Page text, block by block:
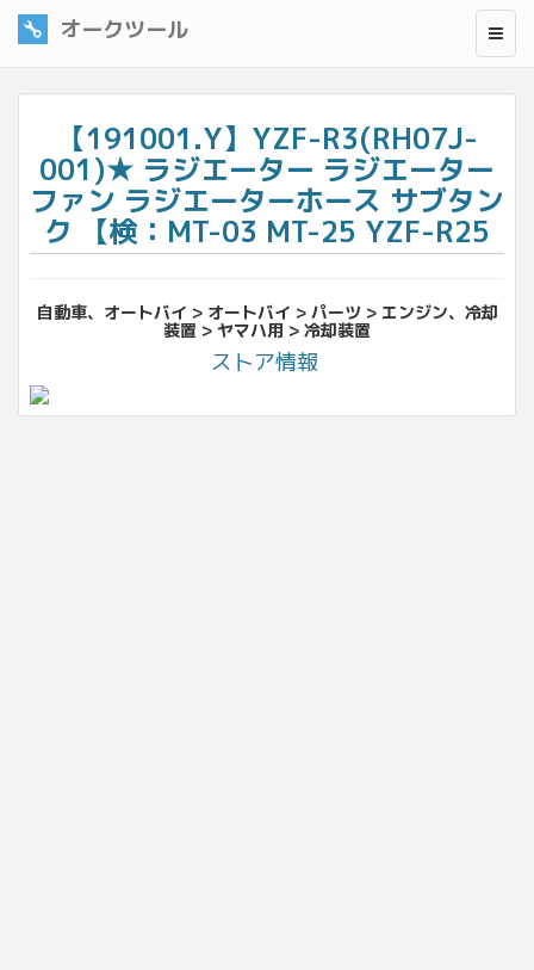
オークツール
【191001.Y】YZF-R3(RH07J-
001)★ ラジエーター ラジエーター
ファン ラジエーターホース サブタン
ク 【検：MT-03 MT-25 YZF-R25
自動車、オートバイ > オートバイ > パーツ > エンジン、冷却
装置 > ヤマハ用 > 冷却装置
ストア情報